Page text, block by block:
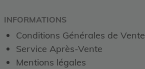
INFORMATIONS
Conditions Générales de Vente
Service Après-Vente
Mentions légales